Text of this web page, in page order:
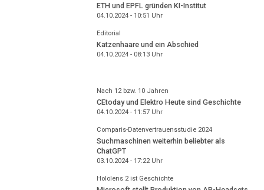
ETH und EPFL gründen KI-Institut
04.10.2024 - 10:51 Uhr
Editorial
Katzenhaare und ein Abschied
04.10.2024 - 08:13Uhr
Nach 12 bzw. 10 Jahren
CEtoday und Elektro Heute sind Geschichte
04.10.2024 - 11:57Uhr
Comparis-Datenvertrauensstudie 2024
Suchmaschinen weiterhin beliebter als
ChatGPT
03.10.2024 - 17:22Uhr
Hololens 2 ist Geschichte